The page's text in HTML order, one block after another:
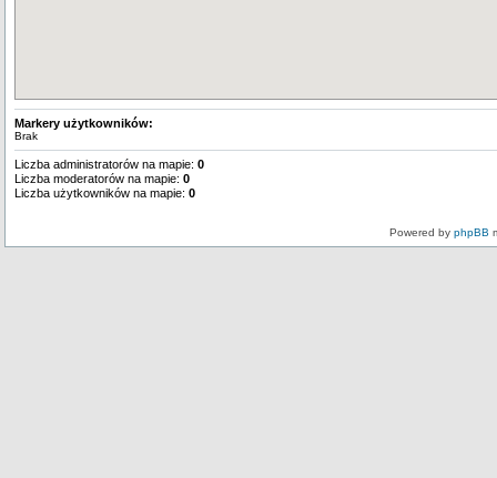
Markery użytkowników:
Brak
Liczba administratorów na mapie: 0
Liczba moderatorów na mapie: 0
Liczba użytkowników na mapie: 0
Powered by phpBB